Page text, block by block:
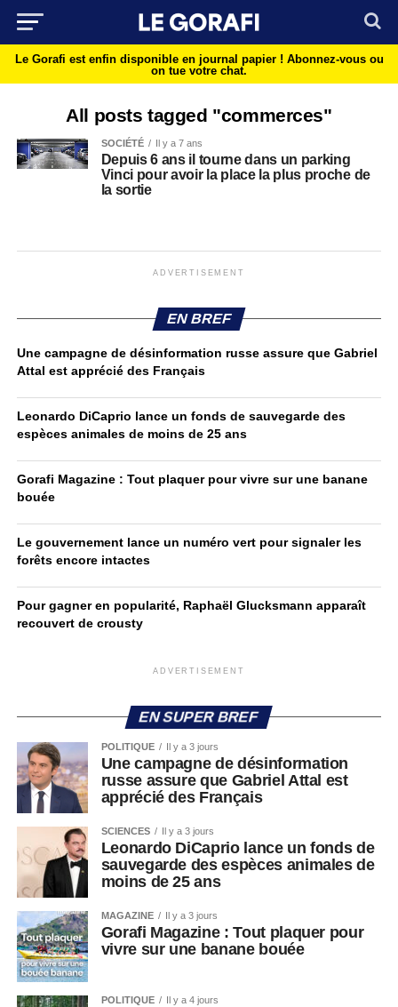
Le Gorafi est enfin disponible en journal papier ! Abonnez-vous ou
on tue votre chat.
All posts tagged "commerces"
SOCIÉTÉ Il y a 7 ans
Depuis 6 ans il tourne dans un parking
Vinci pour avoir la place la plus proche de
la sortie
ADVERTISEMENT
EN BREF
Une campagne de désinformation russe assure que Gabriel
Attal est apprécié des Français
Leonardo DiCaprio lance un fonds de sauvegarde des
espèces animales de moins de 25 ans
Gorafi Magazine : Tout plaquer pour vivre sur une banane
bouée
Le gouvernement lance un numéro vert pour signaler les
forêts encore intactes
Pour gagner en popularité, Raphaël Glucksmann apparaît
recouvert de crousty
ADVERTISEMENT
EN SUPER BREF
POLITIQUE Il y a 3 jours
Une campagne de désinformation
russe assure que Gabriel Attal est
apprécié des Français
SCIENCES Il y a 3 jours
Leonardo DiCaprio lance un fonds de
sauvegarde des espèces animales de
moins de 25 ans
MAGAZINE Il y a 3 jours
Gorafi Magazine : Tout plaquer pour
vivre sur une banane bouée
POLITIQUE Il y a 4 jours